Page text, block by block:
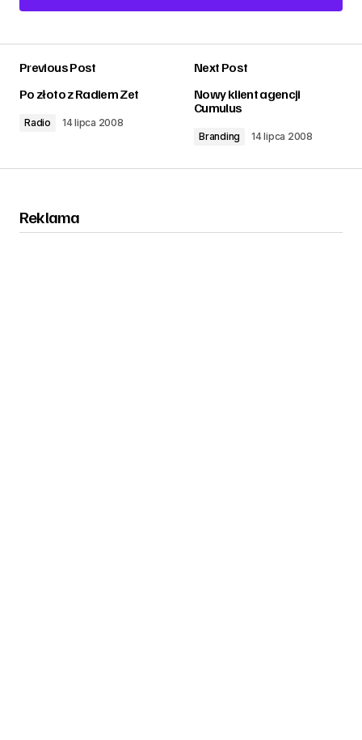
Add a comment
Previous Post
Po złoto z Radiem Zet
Radio 14 lipca 2008
Next Post
Nowy klient agencji
Cumulus
Branding 14 lipca 2008
Reklama